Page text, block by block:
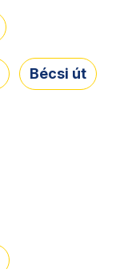
Bécsi út